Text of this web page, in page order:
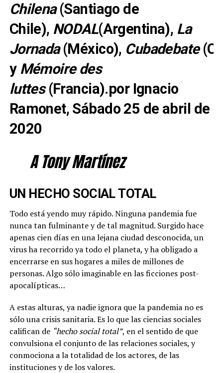
Chilena(Santiago de
Chile), NODAL(Argentina), La
Jornada(México), Cubadebate
y Mémoire des
luttes(Francia).por Ignacio
Ramonet, Sábado 25 de abril de
2020
A Tony Martínez
UN HECHO SOCIAL TOTAL
Todo está yendo muy rápido. Ninguna pandemia fue
nunca tan fulminante y de tal magnitud. Surgido hace
apenas cien días en una lejana ciudad desconocida, un
virus ha recorrido ya todo el planeta, y ha obligado a
encerrarse en sus hogares a miles de millones de
personas. Algo sólo imaginable en las ficciones post-
apocalípticas…
A estas alturas, ya nadie ignora que la pandemia no es
sólo una crisis sanitaria. Es lo que las ciencias sociales
califican de “hecho social total”, en el sentido de que
convulsiona el conjunto de las relaciones sociales, y
conmociona a la totalidad de los actores, de las
instituciones y de los valores.